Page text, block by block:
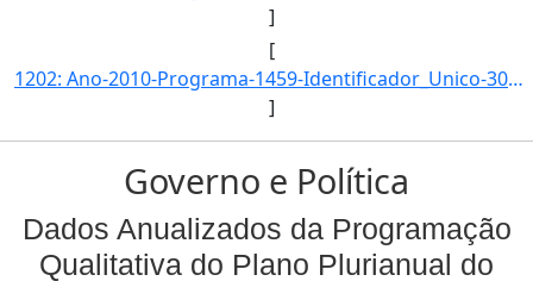
]
[
1202: Ano-2010-Programa-1459-Identificador_Unico-3054-Descricao-Indice_de_Cobertura_no_Vetor_Logistico_Nor]
]
Governo e Política
Dados Anualizados da Programação
Qualitativa do Plano Plurianual do